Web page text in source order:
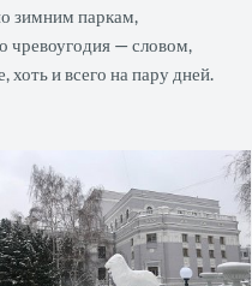
зимним паркам,
чревоугодия — словом,
хоть и всего на пару дней.